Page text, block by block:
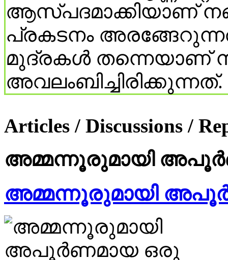
ആസ്പദമാക്കിയാണ്
പ്രകടനം
മുദ്രകള്‍ തന്നെയാണ്
അവലംബിച്ചിരിക്കുന്നത്.
Articles / Discussions /
അമ്മന്നൂരുമായി
അമ്മന്നൂരുമായി